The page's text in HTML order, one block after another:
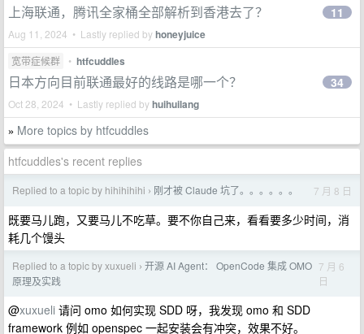
上海联通，腾讯全家桶全部解析到香港去了？
Aug 11, 2024 • Lastly replied byhoneyjuice
11
宽带症候群 • htfcuddles
日本方向目前联通最好的线路是哪一个？
Oct 28, 2024 • Lastly replied byhuihuilang
34
» More topics by htfcuddles
htfcuddles's recent replies
Replied to a topic by hihihihihi › 刚才被 Claude 坑了。。。。。。 7 月 8 日
既要马儿跑，又要马儿不吃草。要不你自己来，看看要多少时间，消
耗几个馒头
Replied to a topic by xuxueli › 开源 AI Agent： OpenCode 集成 OMO
原理及实践
7 月 6
日
@xuxueli 请问 omo 如何实现 SDD 呀，我发现 omo 和 SDD
framework 例如 openspec 一起安装会有冲突，效果不好。